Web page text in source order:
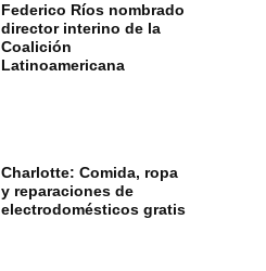
Federico Ríos nombrado
director interino de la
Coalición
Latinoamericana
Charlotte: Comida, ropa
y reparaciones de
electrodomésticos gratis